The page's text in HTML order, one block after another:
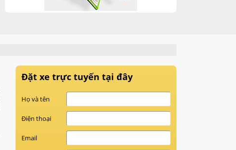
Đặt xe trực tuyến tại đây
Họ và tên
Điện thoại
Email